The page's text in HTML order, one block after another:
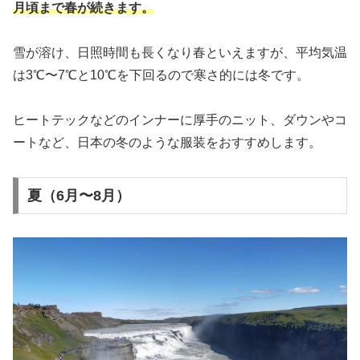
月頃まで春が続きます。
雪が溶け、日照時間も長くなり春といえますが、平均気温
は3℃〜7℃と10℃を下回るので寒さ的には冬です。
ヒートテックなどのインナーに厚手のニット、ダウンやコ
ートなど、日本の冬のような服装をおすすめします。
夏（6月〜8月）